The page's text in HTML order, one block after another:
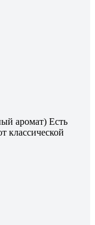
аромат) Есть
классической